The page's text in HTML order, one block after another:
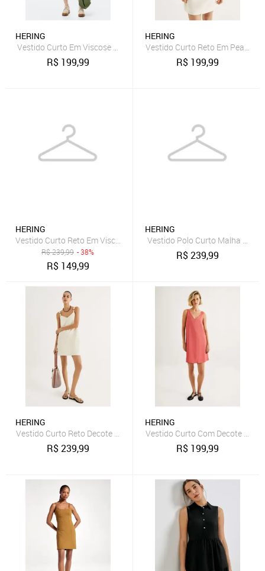
HERING
Vestido Curto Em Viscose Hering
R$ 199,99
HERING
Vestido Curto Reto Em Peach
R$ 199,99
HERING
Vestido Curto Reto Em Viscose Hering
R$239,99 - 38%
R$ 149,99
HERING
Vestido Polo Curto Malha
R$239,99
HERING
Vestido Curto Reto Decote V Hering
R$239,99
HERING
Vestido Curto Com Decote V
R$ 199,99